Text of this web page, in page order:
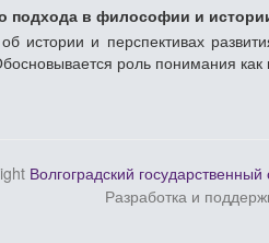
подхода в философии и
истории и перспективах
роль понимания
Волгоградский
Разработка и